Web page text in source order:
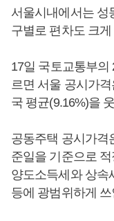
서울시내에서는 성
구별로 편차도 크
17일 국토교통부의
르면 서울 공시가
국 평균(9.16%)을
공동주택 공시가격
준일을 기준으로
양도소득세와 상속
등에 광범위하게 쓰